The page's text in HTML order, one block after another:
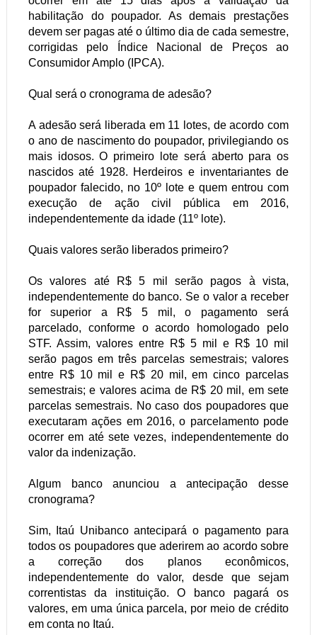
habilitação do poupador. As demais prestações
devem ser pagas até o último dia de cada semestre,
corrigidas pelo Índice Nacional de Preços ao
Consumidor Amplo (IPCA).
Qual será o cronograma de adesão?
A adesão será liberada em 11 lotes, de acordo com
o ano de nascimento do poupador, privilegiando os
mais idosos. O primeiro lote será aberto para os
nascidos até 1928. Herdeiros e inventariantes de
poupador falecido, no 10º lote e quem entrou com
execução de ação civil pública em 2016,
independentemente da idade (11º lote).
Quais valores serão liberados primeiro?
Os valores até R$ 5 mil serão pagos à vista,
independentemente do banco. Se o valor a receber
for superior a R$ 5 mil, o pagamento será
parcelado, conforme o acordo homologado pelo
STF. Assim, valores entre R$ 5 mil e R$ 10 mil
serão pagos em três parcelas semestrais; valores
entre R$ 10 mil e R$ 20 mil, em cinco parcelas
semestrais; e valores acima de R$ 20 mil, em sete
parcelas semestrais. No caso dos poupadores que
executaram ações em 2016, o parcelamento pode
ocorrer em até sete vezes, independentemente do
valor da indenização.
Algum banco anunciou a antecipação desse
cronograma?
Sim, Itaú Unibanco antecipará o pagamento para
todos os poupadores que aderirem ao acordo sobre
a correção dos planos econômicos,
independentemente do valor, desde que sejam
correntistas da instituição. O banco pagará os
valores, em uma única parcela, por meio de crédito
em conta no Itaú.